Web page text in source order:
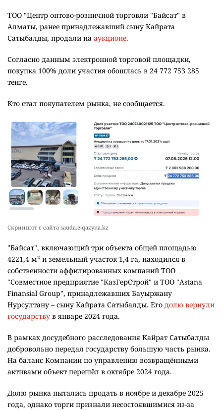
ТОО "Центр оптово-розничной торговли "Байсат" в
Алматы, ранее принадлежавший сыну Кайрата
Сатыбалды, продали на аукционе.
Согласно данным электронной торговой площадки,
покупка 100% доли участия обошлась в 24 772 753 285
тенге.
Кто стал покупателем рынка, не сообщается.
Скриншот с сайта sauda.e-qazyna.kz
"Байсат", включающий три объекта общей площадью
4221,4 м² и земельный участок 1,4 га, находился в
собственности аффилированных компаний ТОО
"Совместное предприятие "КазГерСтрой" и ТОО "Astana
Finansial Group", принадлежавших Бауыржану
Нурсултану – сыну Кайрата Сатыбалды. Его долю вернули
государству в январе 2024 года.
В рамках досудебного расследования Кайрат Сатыбалды
добровольно передал государству большую часть рынка.
На баланс Компании по управлению возвращёнными
активами объект перешёл в октябре 2024 года.
Долю рынка пытались продать в ноябре и декабре 2025
года, однако торги признали несостоявшимися из-за